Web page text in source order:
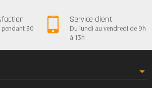
pendant 30
Service client
Du lundi au vendredi de 9h
à 13h